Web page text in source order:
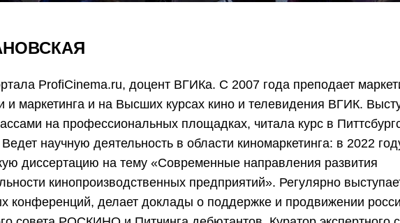
ProfiCinema.ru, доцент ВГИКа. С 2007 года преподает
и маркетинга и на Высших курсах кино и телевидения ВГИК.
на профессиональных площадках, читала курс в
научную деятельность в области киномаркетинга: в 2022
диссертацию на тему «Современные направления развития
кинопроизводственных предприятий». Регулярно
конференций, делает доклады о поддержке и продвижении